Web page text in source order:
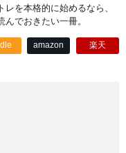
レを本格的に始めるなら、
んでおきたい一冊。
amazon 楽天